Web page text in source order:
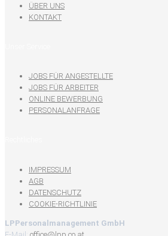
ÜBER UNS
KONTAKT
JOBS FÜR ANGESTELLTE
JOBS FÜR ARBEITER
ONLINE BEWERBUNG
PERSONALANFRAGE
IMPRESSUM
AGB
DATENSCHUTZ
COOKIE-RICHTLINIE
LPPersonalmanagement GmbH